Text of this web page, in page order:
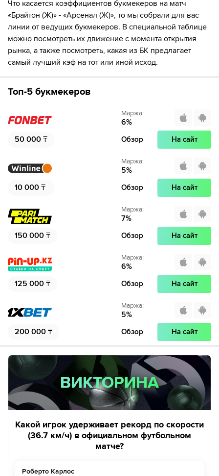
Что касается коэффициентов букмекеров на матч
«Брайтон (Ж)» - «Арсенал (Ж)», то мы собрали для вас
линии от ведущих букмекеров. В специальной таблице
можно посмотреть их движение с момента открытия
рынка, а также посмотреть, какая из БК предлагает
самый лучший кэф на тот или иной исход.
Топ-5 букмекеров
50 000 ₸
Маржа:
6%
Обзор На сайт
10 000 ₸
Маржа:
5%
Обзор На сайт
150 000 ₸
Маржа:
7%
Обзор На сайт
125 000 ₸
Маржа:
6%
Обзор На сайт
200 000 ₸
Маржа:
5%
Обзор На сайт
ВИКТОРИНА
ВИКТОРИНА
Какой игрок удерживает рекорд по скорости
(36.7 км/ч) в официальном футбольном
матче?
Роберто Карлос